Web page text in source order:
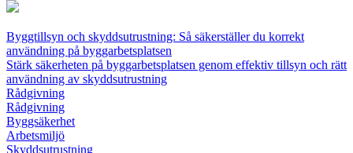
Byggtillsyn och skyddsutrustning: Så säkerställer du korrekt
användning på byggarbetsplatsen
Stärk säkerheten på byggarbetsplatsen genom effektiv tillsyn och rätt
användning av skyddsutrustning
Rådgivning
Rådgivning
Byggsäkerhet
Arbetsmiljö
Skyddsutrustning